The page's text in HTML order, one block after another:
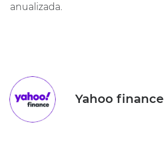
anualizada.
Yahoo finance